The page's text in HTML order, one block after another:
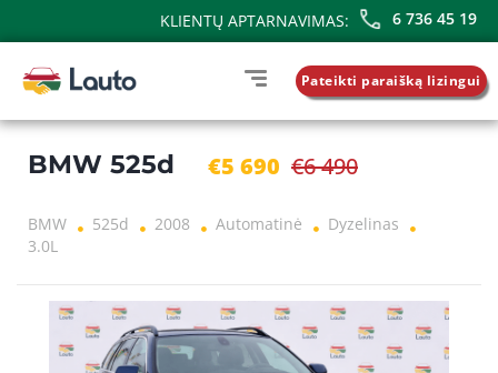
KLIENTŲ APTARNAVIMAS: 6 736 45 19
Pateikti paraišką lizingui
BMW 525d €5 690 €6 490
BMW 525d 2008 Automatinė
Dyzelinas
3.0L